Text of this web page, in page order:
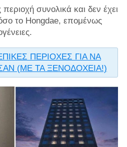
συνολικά και δεν έχει
το Hongdae, επομένως
ΠΕΡΙΟΧΕΣ ΓΙΑ ΝΑ
(ΜΕ ΤΑ ΞΕΝΟΔΟΧΕΙΑ!)